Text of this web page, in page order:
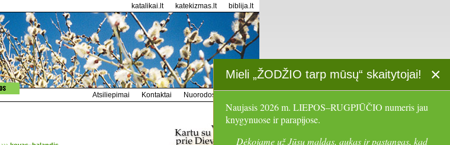
katalikai.lt katekizmas.lt biblija.lt
Atsiliepimai Kontaktai Nuorodos
Mieli „ŽODŽIO tarp mūsų“ skaitytojai! ×
Naujasis 2026 m. LIEPOS–RUGPJŪČIO numeris jau
knygynuose ir parapijose.
Dėkojame už Jūsų maldas, aukas ir pastangas, kad